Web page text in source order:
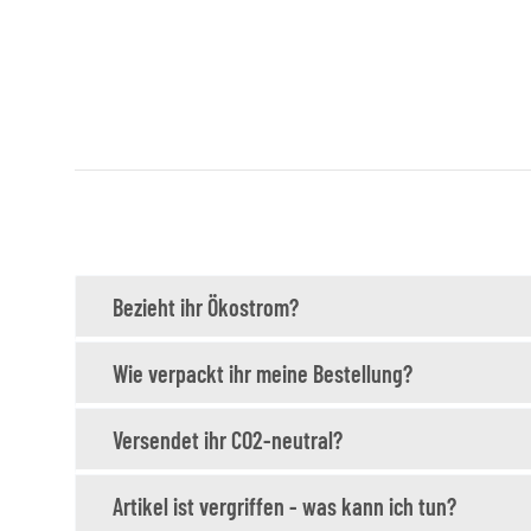
Bezieht ihr Ökostrom?
Wie verpackt ihr meine Bestellung?
Versendet ihr CO2-neutral?
Artikel ist vergriffen - was kann ich tun?